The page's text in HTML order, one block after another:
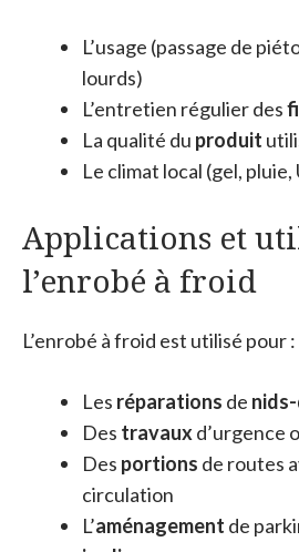
L’usage (passage de
lourds)
L’entretien régulier des
La qualité du produit
Le climat local (gel,
Applications et
l’enrobé à froid
L’enrobé à froid est utilisé pour :
Les réparations de
Des travaux d’urgence
Des portions de routes
circulation
L’aménagement de